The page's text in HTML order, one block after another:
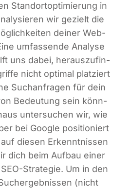
Stand­ort­op­ti­mie­rung in
wir gezielt die
dei­ner Web­
umfas­sen­de Ana­ly­se
uns dabei, her­aus­zu­fin­
nicht opti­mal plat­ziert
Such­an­fra­gen für dein
Bedeu­tung sein könn­
unter­su­chen wir, wie
bei Goog­le posi­tio­niert
die­sen Erkennt­nis­sen
dich beim Auf­bau einer
Stra­te­gie. Um in den
(nicht